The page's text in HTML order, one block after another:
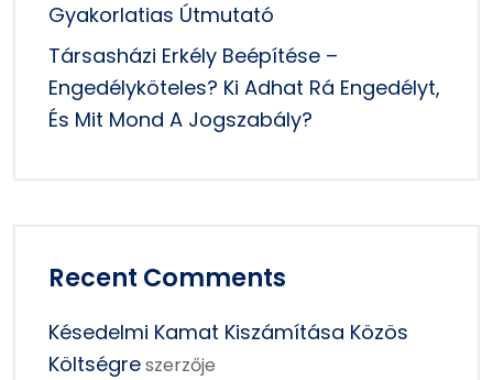
Gyakorlatias Útmutató
Társasházi Erkély Beépítése –
Engedélyköteles? Ki Adhat Rá Engedélyt,
És Mit Mond A Jogszabály?
Recent Comments
Késedelmi Kamat Kiszámítása Közös
Költségreszerzője